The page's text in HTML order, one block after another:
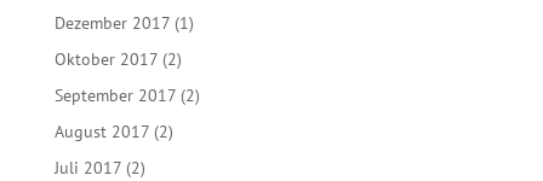
Dezember 2017(1)
Oktober 2017(2)
September 2017(2)
August 2017(2)
Juli 2017(2)